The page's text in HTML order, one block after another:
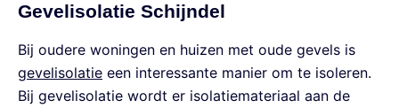
Gevelisolatie Schijndel
Bij oudere woningen en huizen met oude gevels is
gevelisolatie een interessante manier om te isoleren.
Bij gevelisolatie wordt er isolatiemateriaal aan de